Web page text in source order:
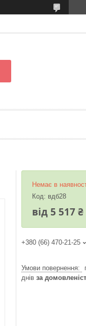
Немає в
Код: вдб28
від 5 517 ₴
+380 (66) 470-21-25
днів за